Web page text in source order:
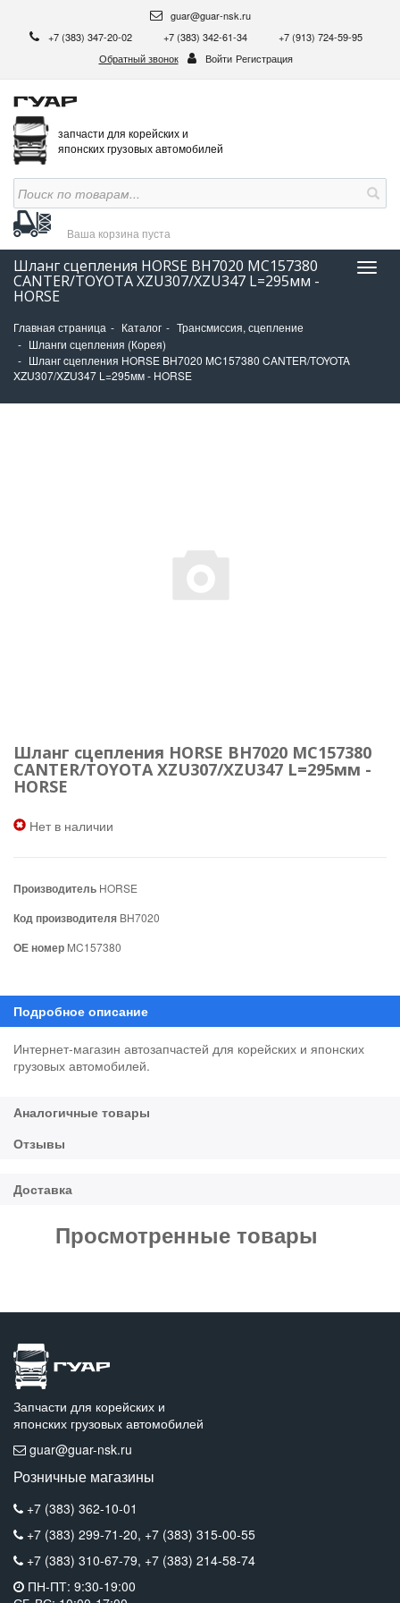
guar@guar-nsk.ru
+7 (383) 347-20-02
+7 (383) 342-61-34
+7 (913) 724-59-95
Обратный звонок
Войти Регистрация
запчасти для корейских и
японских грузовых автомобилей
Ваша корзина пуста
Шланг cцепления HORSE BH7020 MC157380
CANTER/TOYOTA XZU307/XZU347 L=295мм -
HORSE
Главная страница Каталог
Трансмиссия, сцепление
Шланги сцепления (Корея)
Шланг cцепления HORSE BH7020 MC157380 CANTER/TOYOTA
XZU307/XZU347 L=295мм - HORSE
Шланг cцепления HORSE BH7020 MC157380
CANTER/TOYOTA XZU307/XZU347 L=295мм -
HORSE
Нет в наличии
Производитель HORSE
Код производителя BH7020
ОЕ номер MC157380
Интернет-магазин автозапчастей для корейских и японских
грузовых автомобилей.
Просмотренные товары
Запчасти для корейских и
японских грузовых автомобилей
guar@guar-nsk.ru
Розничные магазины
+7 (383) 362-10-01
+7 (383) 299-71-20, +7 (383) 315-00-55
+7 (383) 310-67-79, +7 (383) 214-58-74
ПН-ПТ: 9:30-19:00